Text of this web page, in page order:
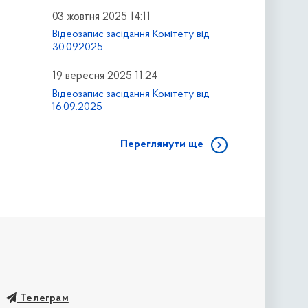
03 жовтня 2025 14:11
Відеозапис засідання Комітету від
30.092025
19 вересня 2025 11:24
Відеозапис засідання Комітету від
16.09.2025
Переглянути ще
Телеграм